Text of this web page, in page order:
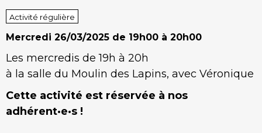
Activité régulière
Mercredi 26/03/2025 de 19h00 à 20h00
Les mercredis de 19h à 20h
à la salle du Moulin des Lapins, avec Véronique
Cette activité est réservée à nos
adhérent·e·s !